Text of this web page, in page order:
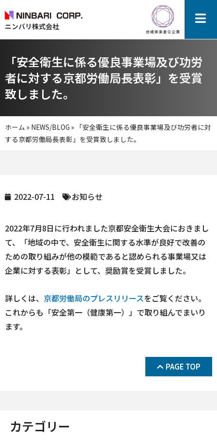
ニンバリ株式会社
「安全衛生に係る優良事業場及び功労
者に対する京都労働局長表彰」を受賞
致しました。
ホーム » NEWS/BLOG » 「安全衛生に係る優良事業場及び功労者に対
する京都労働局長表彰」を受賞致しました。
2022-07-11 お知らせ
2022年7月8日に行われました京都安全衛生大会におきまし
て、「地域の中で、安全衛生に関する水準が良好で改善の
ための取り組みが他の模範であると認められる事業場又は
企業に対する表彰」として、奨励賞を受賞しました。
詳しくは、 京都労働局のプレスリリースをご覧ください。
これからも「安全第一（健康第一）」で取り組んでまいり
ます。
PAGE TOP
カテゴリー